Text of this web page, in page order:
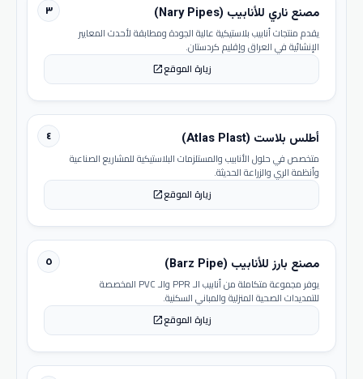
٣ مصنع ناري للأنابيب (Nary Pipes)
يقدم منتجات أنابيب بلاستيكية عالية الجودة ومطابقة لأحدث المعايير
الإنشائية في العراق وإقليم كردستان.
زيارة الموقعopen_in_new
٤ أطلس بلاست (Atlas Plast)
متخصص في حلول الأنابيب والمستلزمات البلاستيكية للمشاريع الصناعية
وأنظمة الري والزراعة الحديثة.
زيارة الموقعopen_in_new
٥ مصنع بارز للأنابيب (Barz Pipe)
يوفر مجموعة متكاملة من أنابيب الـ PPR والـ PVC المخصصة
للتمديدات الصحية المنزلية والمباني السكنية.
زيارة الموقعopen_in_new